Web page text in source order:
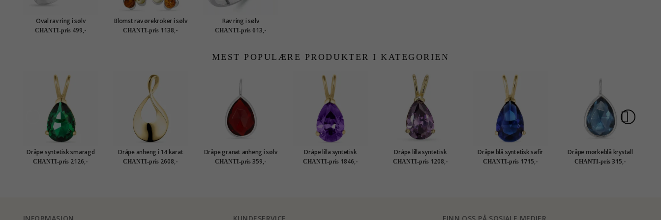
Oval rav ring i sølv
CHANTI-pris 499,-
Blomst rav ørekroker i sølv
CHANTI-pris 1138,-
Rav ring i sølv
CHANTI-pris 613,-
MEST POPULÆRE PRODUKTER I KATEGORIEN
Dråpe syntetisk smaragd
anheng i 14 karat gull -
Gold Collection
CHANTI-pris 2126,-
Dråpe anheng i 14 karat
gull - Gold Collection
CHANTI-pris 2608,-
Dråpe granat anheng i sølv
- Loom Stones
CHANTI-pris 359,-
Dråpe lilla syntetisk
ametyst anheng i 14 karat
gull - Gold Collection
CHANTI-pris 1846,-
Dråpe lilla syntetisk
ametyst anheng i 9 karat
gull - Gold Collection
CHANTI-pris 1208,-
Dråpe blå syntetisk safir
anheng i 14 karat gull -
Gold Collection
CHANTI-pris 1715,-
Dråpe mørkeblå krystall
anheng i sølv - Loom
Stones
CHANTI-pris 315,-